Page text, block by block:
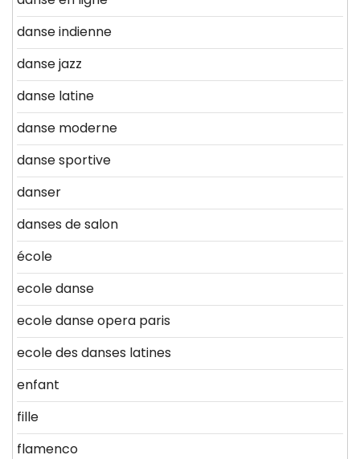
danse indienne
danse jazz
danse latine
danse moderne
danse sportive
danser
danses de salon
école
ecole danse
ecole danse opera paris
ecole des danses latines
enfant
fille
flamenco